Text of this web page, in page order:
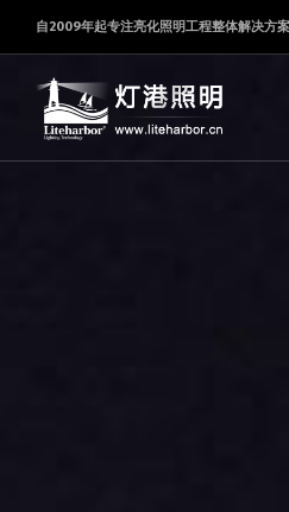
自2009年起专注亮化照明工程整体解决方